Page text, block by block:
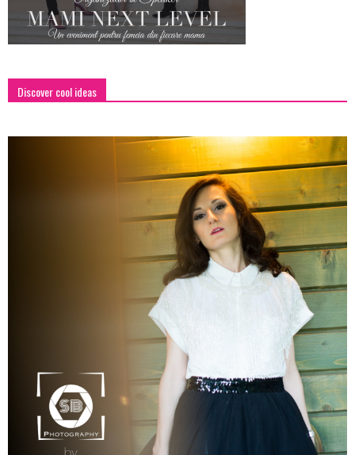
Discover cool ideas